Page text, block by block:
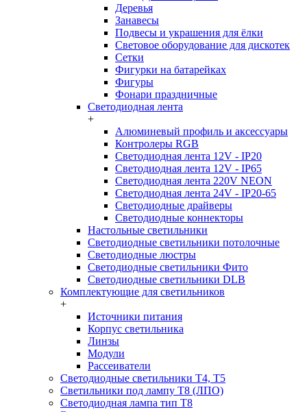
Деревья
Занавесы
Подвесы и украшения для ёлки
Световое оборудование для дискотек
Сетки
Фигурки на батарейках
Фигуры
Фонари праздничные
Светодиодная лента
+
Алюминевый профиль и аксессуары
Контролеры RGB
Светодиодная лента 12V - IP20
Светодиодная лента 12V - IP65
Светодиодная лента 220V NEON
Светодиодная лента 24V - IP20-65
Светодиодные драйверы
Светодиодные коннекторы
Настольные светильники
Светодиодные светильники потолочные
Светодиодные люстры
Светодиодные светильники Фито
Светодиодные светильники DLB
Комплектующие для светильников
+
Источники питания
Корпус светильника
Линзы
Модули
Рассеиватели
Светодиодные светильники T4, T5
Светильники под лампу Т8 (ЛПО)
Светодиодная лампа тип T8